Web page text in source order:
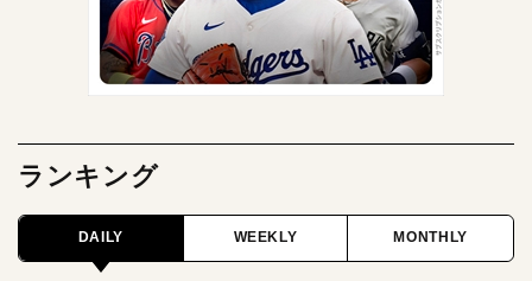
ランキング
DAILY WEEKLY MONTHLY